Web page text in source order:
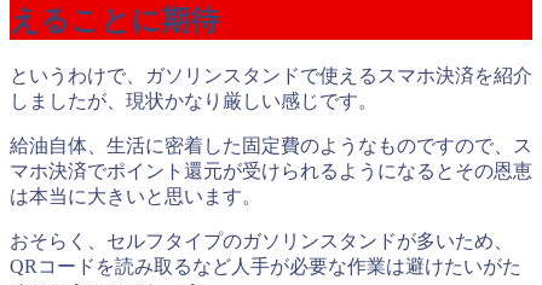
えることに期待
というわけで、ガソリンスタンドで使えるスマホ決済を紹介
しましたが、現状かなり厳しい感じです。
給油自体、生活に密着した固定費のようなものですので、ス
マホ決済でポイント還元が受けられるようになるとその恩恵
は本当に大きいと思います。
おそらく、セルフタイプのガソリンスタンドが多いため、
QRコードを読み取るなど人手が必要な作業は避けたいがた